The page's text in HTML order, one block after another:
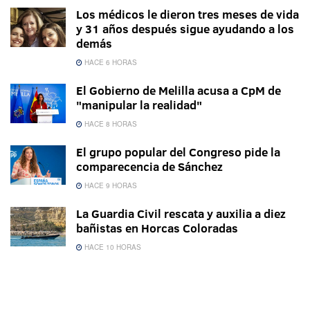
Los médicos le dieron tres meses de vida
y 31 años después sigue ayudando a los
demás
HACE 6 HORAS
El Gobierno de Melilla acusa a CpM de
"manipular la realidad"
HACE 8 HORAS
El grupo popular del Congreso pide la
comparecencia de Sánchez
HACE 9 HORAS
La Guardia Civil rescata y auxilia a diez
bañistas en Horcas Coloradas
HACE 10 HORAS